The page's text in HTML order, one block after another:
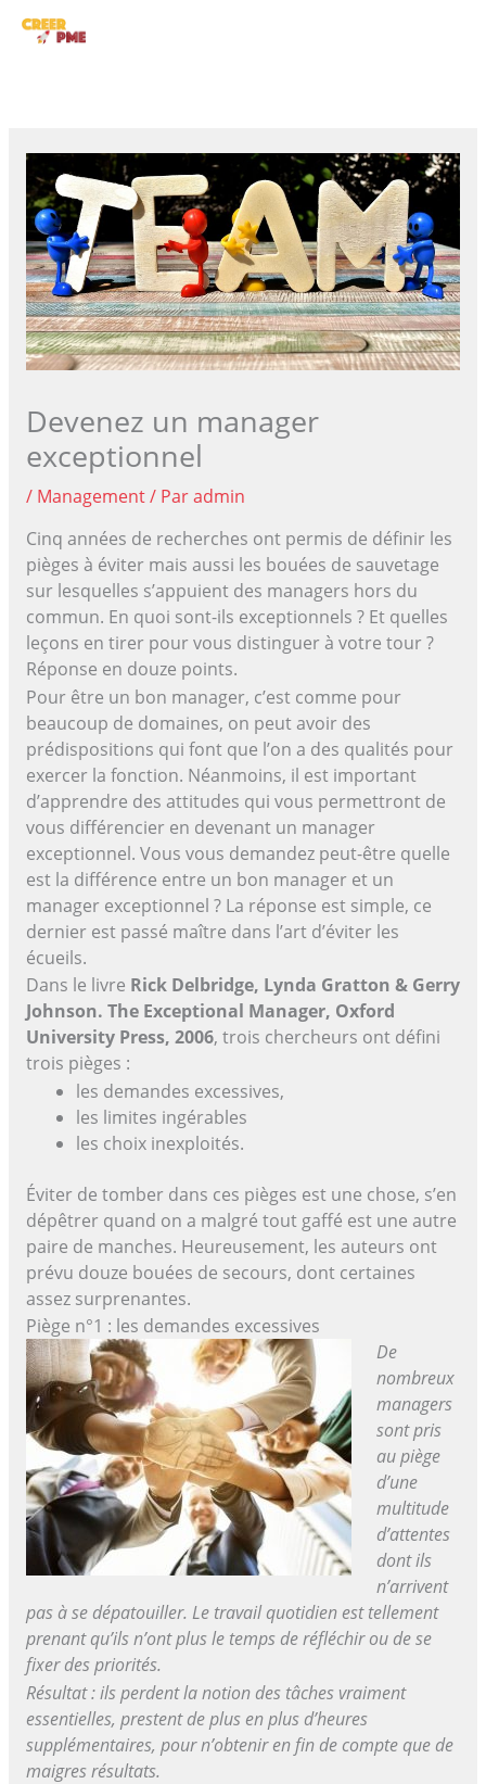
Devenez un manager
exceptionnel
/ Management/ Paradmin
Cinq années de recherches ont permis de définir les
pièges à éviter mais aussi les bouées de sauvetage
sur lesquelles s’appuient des managers hors du
commun. En quoi sont-ils exceptionnels ? Et quelles
leçons en tirer pour vous distinguer à votre tour ?
Réponse en douze points.
Pour être un bon manager, c’est comme pour
beaucoup de domaines, on peut avoir des
prédispositions qui font que l’on a des qualités pour
exercer la fonction. Néanmoins, il est important
d’apprendre des attitudes qui vous permettront de
vous différencier en devenant un manager
exceptionnel. Vous vous demandez peut-être quelle
est la différence entre un bon manager et un
manager exceptionnel ? La réponse est simple, ce
dernier est passé maître dans l’art d’éviter les
écueils.
Dans le livre Rick Delbridge, Lynda Gratton & Gerry
Johnson. The Exceptional Manager, Oxford
University Press, 2006, trois chercheurs ont défini
trois pièges :
les demandes excessives,
les limites ingérables
les choix inexploités.
Éviter de tomber dans ces pièges est une chose, s’en
dépêtrer quand on a malgré tout gaffé est une autre
paire de manches. Heureusement, les auteurs ont
prévu douze bouées de secours, dont certaines
assez surprenantes.
Piège n°1 : les demandes excessives
De
nombreux
managers
sont pris
au piège
d’une
multitude
d’attentes
dont ils
n’arrivent
pas à se dépatouiller. Le travail quotidien est tellement
prenant qu’ils n’ont plus le temps de réfléchir ou de se
fixer des priorités.
Résultat : ils perdent la notion des tâches vraiment
essentielles, prestent de plus en plus d’heures
supplémentaires, pour n’obtenir en fin de compte que de
maigres résultats.